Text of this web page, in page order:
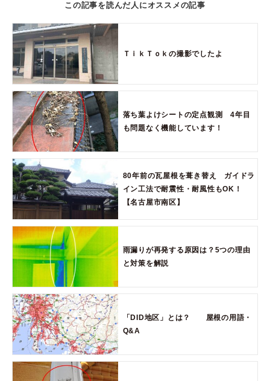
この記事を読んだ人にオススメの記事
ＴｉｋＴｏｋの撮影でしたよ
落ち葉よけシートの定点観測 4年目
も問題なく機能しています！
80年前の瓦屋根を葺き替え ガイドラ
イン工法で耐震性・耐風性もOK！
【名古屋市南区】
雨漏りが再発する原因は？5つの理由
と対策を解説
「DID地区」とは？ 屋根の用語・
Q&A